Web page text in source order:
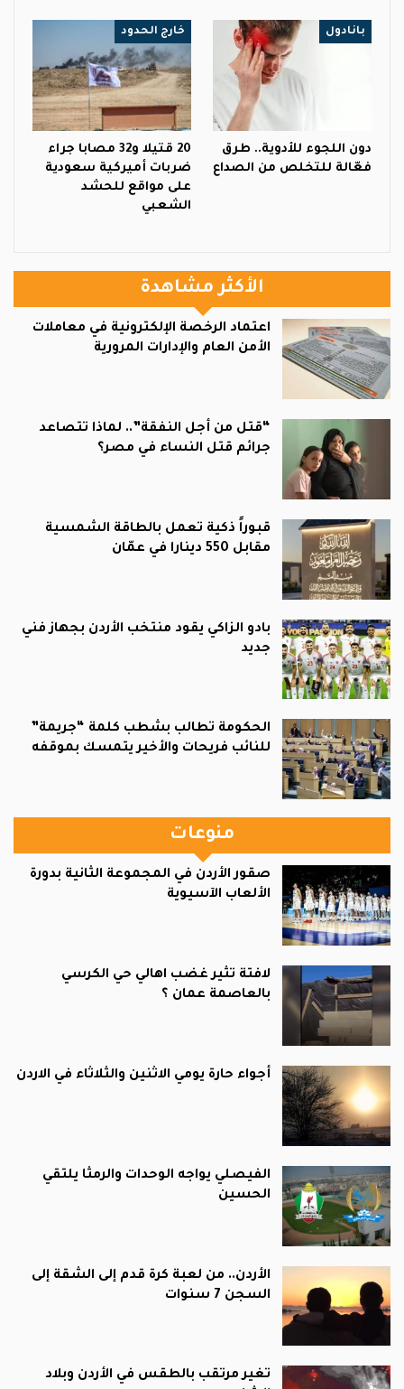
بانادول
دون اللجوء للأدوية.. طرق
فعّالة للتخلص من الصداع
خارج الحدود
20 قتيلا و32 مصابا جراء
ضربات أميركية سعودية
على مواقع للحشد
الشعبي
الأكثر مشاهدة
اعتماد الرخصة الإلكترونية في معاملات
الأمن العام والإدارات المرورية
“قتل من أجل النفقة”.. لماذا تتصاعد
جرائم قتل النساء في مصر؟
قبوراً ذكية تعمل بالطاقة الشمسية
مقابل 550 دينارا في عمّان
بادو الزاكي يقود منتخب الأردن بجهاز فني
جديد
الحكومة تطالب بشطب كلمة “جريمة”
للنائب فريحات والأخير يتمسك بموقفه
منوعات
صقور الأردن في المجموعة الثانية بدورة
الألعاب الآسيوية
لافتة تثير غضب اهالي حي الكرسي
بالعاصمة عمان ؟
أجواء حارة يومي الاثنين والثلاثاء في الاردن
الفيصلي يواجه الوحدات والرمثا يلتقي
الحسين
الأردن.. من لعبة كرة قدم إلى الشقة إلى
السجن 7 سنوات
تغير مرتقب بالطقس في الأردن وبلاد